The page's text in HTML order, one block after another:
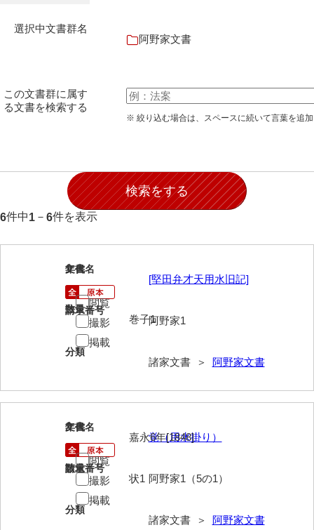
井上家文書（防府市）
井下家文書（埼玉県）
今川家文書
入江九一文書
岩崎家文書（鹿野町）
岩見博幸収集史料
上田家文書（防府市）
上田家文書（横浜市）
氏本家文書
宇多田家文書
内田家文書（豊中市）
内田家文書（防府市）
選択中文書群名
阿野家文書
この文書群に属す
る文書を検索する
※ 絞り込む場合は、スペースに続いて言葉を追
6件中1 － 6件を表示
1
文書名
[堅田弁才天用水旧記]
請求番号
阿野家1
分類
諸家文書 ＞ 阿野家文書
年代
数量
巻子1
閲覧
撮影
掲載
2
文書名
覚（用水掛り）
請求番号
阿野家1（5の1）
分類
諸家文書 ＞ 阿野家文書
年代
嘉永6年[1848]
数量
状1
閲覧
撮影
掲載